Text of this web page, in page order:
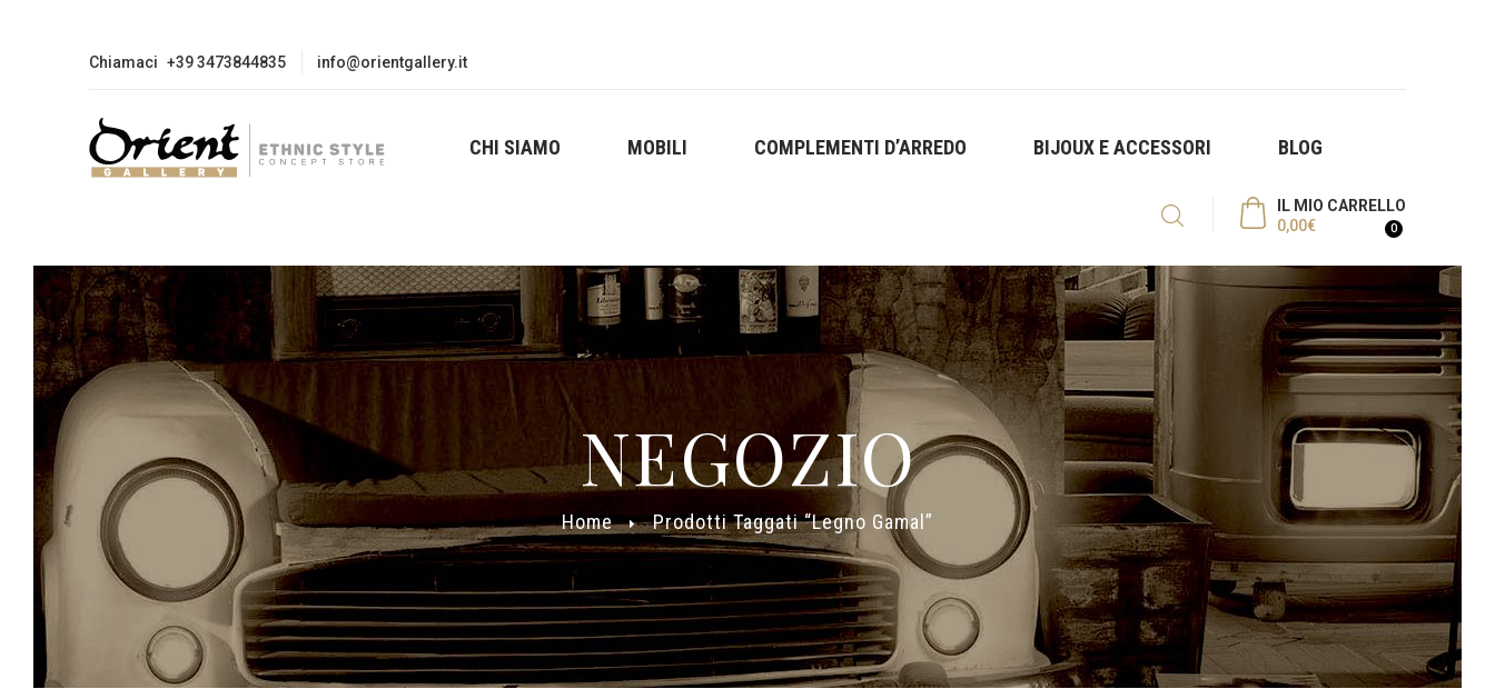
Chiamaci +39 3473844835 info@orientgallery.it
CHI SIAMO MOBILI COMPLEMENTI D’ARREDO BIJOUX E ACCESSORI BLOG
IL MIO CARRELLO
0
0,00€
Home Prodotti Taggati “legno Gamal”
NEGOZIO